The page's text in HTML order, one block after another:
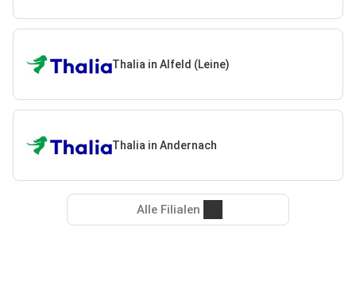
Thalia in Alfeld (Leine)
Thalia in Andernach
Alle Filialen